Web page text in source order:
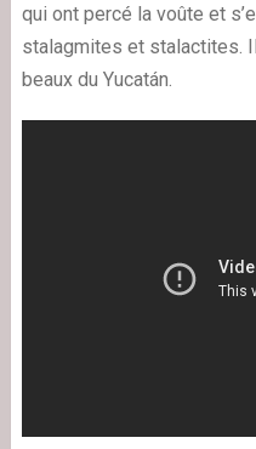
qui ont percé la voûte et
stalagmites et stalactites.
beaux du Yucatán.